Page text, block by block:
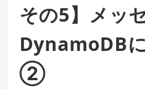
その5】メッ
DynamoDB
②